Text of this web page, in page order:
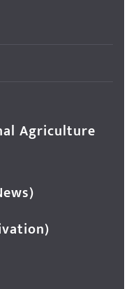
Agriculture